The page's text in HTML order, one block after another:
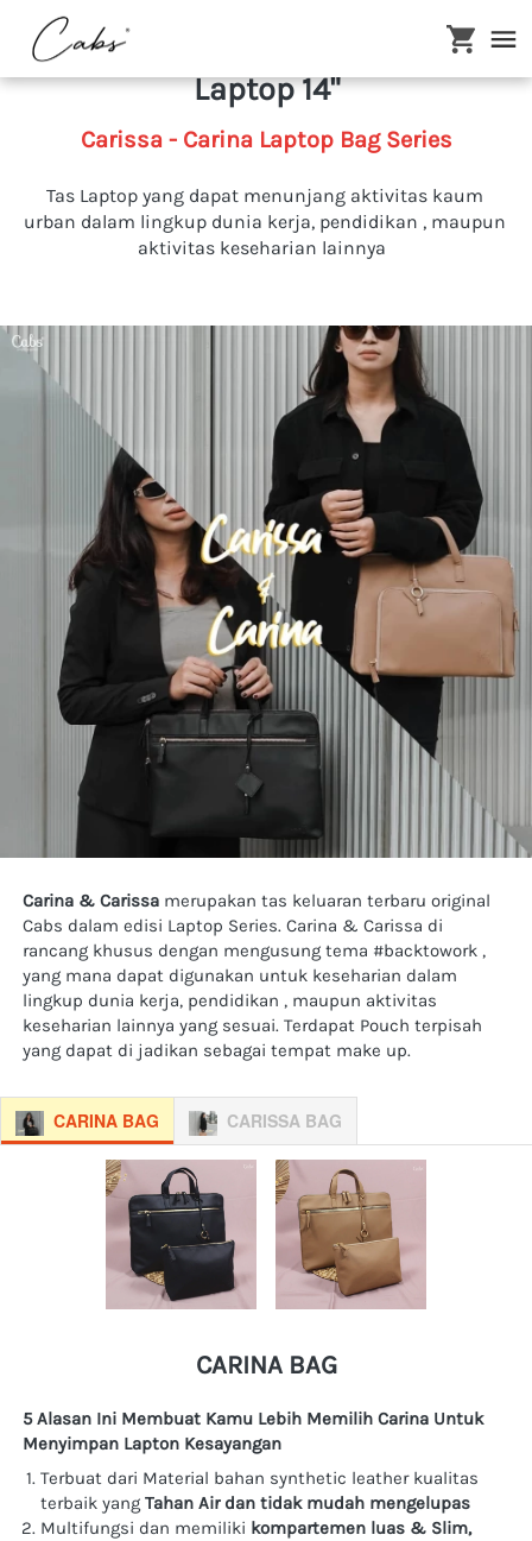
Simple & Praktis Dengan Tas
Laptop 14"
Carissa - Carina Laptop Bag Series
Tas Laptop yang dapat menunjang aktivitas kaum
urban dalam lingkup dunia kerja, pendidikan , maupun
aktivitas keseharian lainnya
Carina & Carissa merupakan tas keluaran terbaru original
Cabs dalam edisi Laptop Series. Carina & Carissa di
rancang khusus dengan mengusung tema #backtowork ,
yang mana dapat digunakan untuk keseharian dalam
lingkup dunia kerja, pendidikan , maupun aktivitas
keseharian lainnya yang sesuai. Terdapat Pouch terpisah
yang dapat di jadikan sebagai tempat make up.
CARINA BAG CARISSA BAG
CARINA BAG
5 Alasan Ini Membuat Kamu Lebih Memilih Carina Untuk
Menyimpan Lapton Kesayangan
Terbuat dari Material bahan synthetic leather kualitas
terbaik yang Tahan Air dan tidak mudah mengelupas
Multifungsi dan memiliki kompartemen luas & Slim,